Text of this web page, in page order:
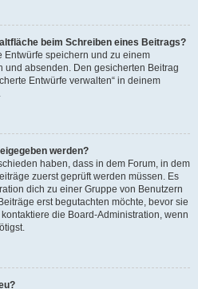
beim Schreiben eines Beitrags?
Entwürfe speichern und zu einem
und absenden. Den gesicherten Beitrag
Entwürfe verwalten“ in deinem
werden?
haben, dass in dem Forum, in dem
zuerst geprüft werden müssen. Es
dich zu einer Gruppe von Benutzern
erst begutachten möchte, bevor sie
die Board-Administration, wenn